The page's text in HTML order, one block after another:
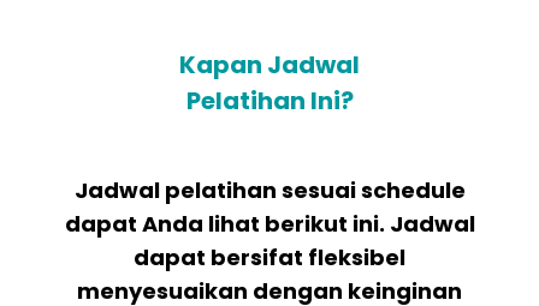
Kapan Jadwal
Pelatihan Ini?
Jadwal pelatihan sesuai schedule
dapat Anda lihat berikut ini. Jadwal
dapat bersifat fleksibel
menyesuaikan dengan keinginan